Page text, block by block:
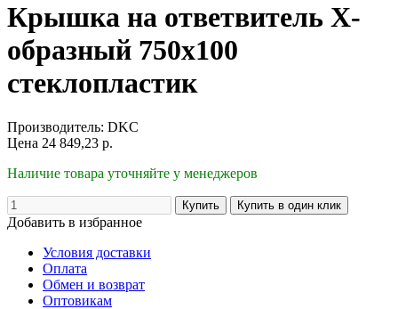
Крышка на ответвитель Х-
образный 750x100
стеклопластик
Производитель: DKC
Цена 24 849,23 р.
Наличие товара уточняйте у менеджеров
Добавить в избранное
Условия доставки
Оплата
Обмен и возврат
Оптовикам